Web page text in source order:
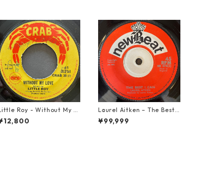
Roy - Without My L
【7-21990】
Laurel Aitken ‎– The Best I
Can【7-22012】
¥99,999